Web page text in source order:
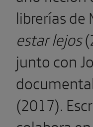
librerías de
estar lejos
junto con
(2017).